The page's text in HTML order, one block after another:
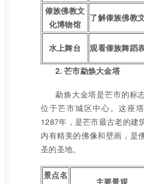
傣族佛教文
化博物馆
了解傣族佛教
水上舞台 观看傣族舞蹈
2. 芒市勐焕大金塔
勐焕大金塔是芒市的标
位于芒市城区中心。这座
1287年，是芒市最古老的建
内有精美的佛像和壁画，是
圣的圣地。
景点名